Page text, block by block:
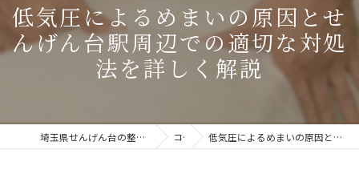
低気圧によるめまいの原因とせ
んげん台駅周辺での適切な対処
法を詳しく解説
埼玉県せんげん台の整体なら根本改善整体院AQUILAせんげん台 コラム 低気圧によるめまいの原因とせんげん台駅周辺での適切な対処法を詳しく解説